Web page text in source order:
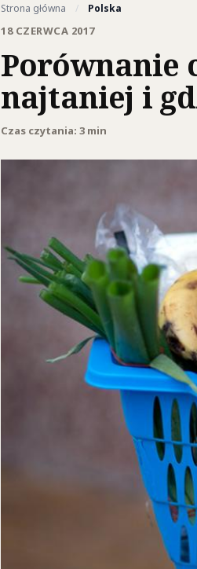
Strona główna / Polska
18 CZERWCA 2017
Porównanie
najtaniej i
Czas czytania: 3 min